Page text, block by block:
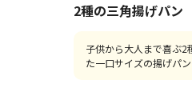
2種の三角揚げパン
子供から大人まで喜ぶ2
た一口サイズの揚げパン